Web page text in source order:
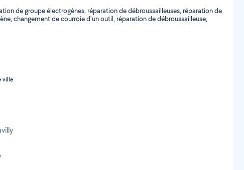
de groupe électrogènes, réparation de débroussailleuses, réparation de
changement de courroie d'un outil, réparation de débroussailleuse,
ville